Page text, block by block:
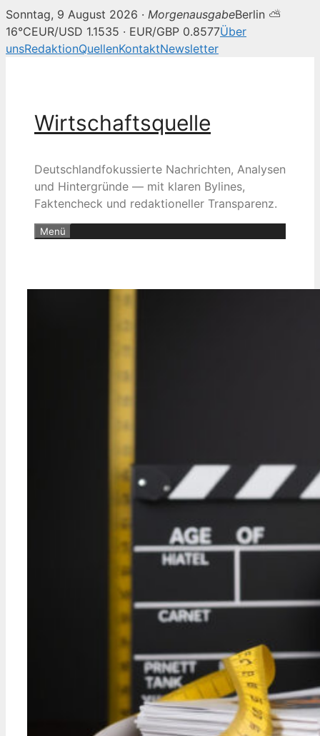
Sonntag, 9 August 2026 · MorgenausgabeBerlin ⛅
16°CEUR/USD 1.1535 · EUR/GBP 0.8577Über
unsRedaktionQuellenKontaktNewsletter
Wirtschaftsquelle
Deutschlandfokussierte Nachrichten, Analysen
und Hintergründe — mit klaren Bylines,
Faktencheck und redaktioneller Transparenz.
Menü